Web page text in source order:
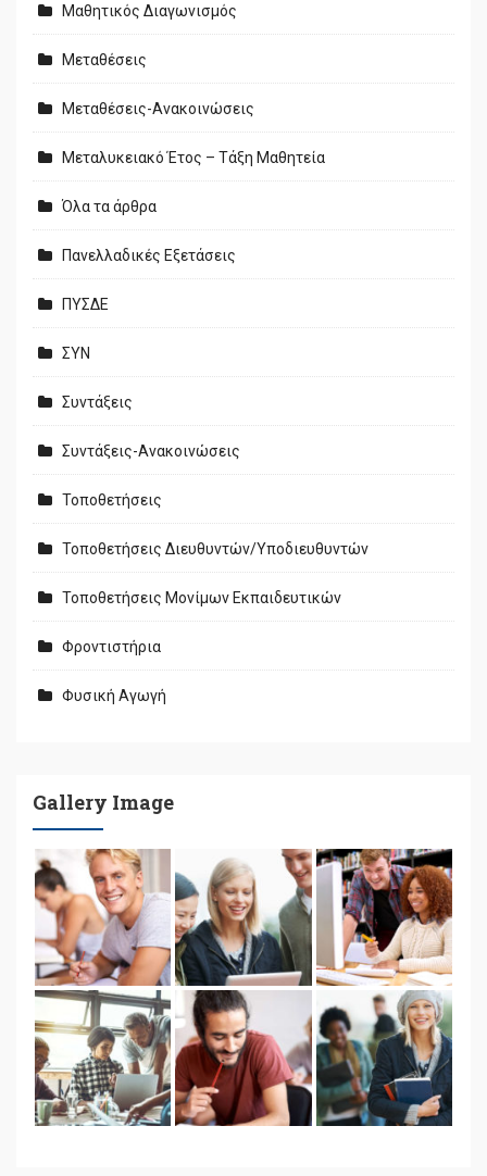
Μαθητικός Διαγωνισμός
Μεταθέσεις
Μεταθέσεις-Ανακοινώσεις
Μεταλυκειακό Έτος – Τάξη Μαθητεία
Όλα τα άρθρα
Πανελλαδικές Εξετάσεις
ΠΥΣΔΕ
ΣΥΝ
Συντάξεις
Συντάξεις-Ανακοινώσεις
Τοποθετήσεις
Τοποθετήσεις Διευθυντών/Υποδιευθυντών
Τοποθετήσεις Μονίμων Εκπαιδευτικών
Φροντιστήρια
Φυσική Αγωγή
Gallery Image